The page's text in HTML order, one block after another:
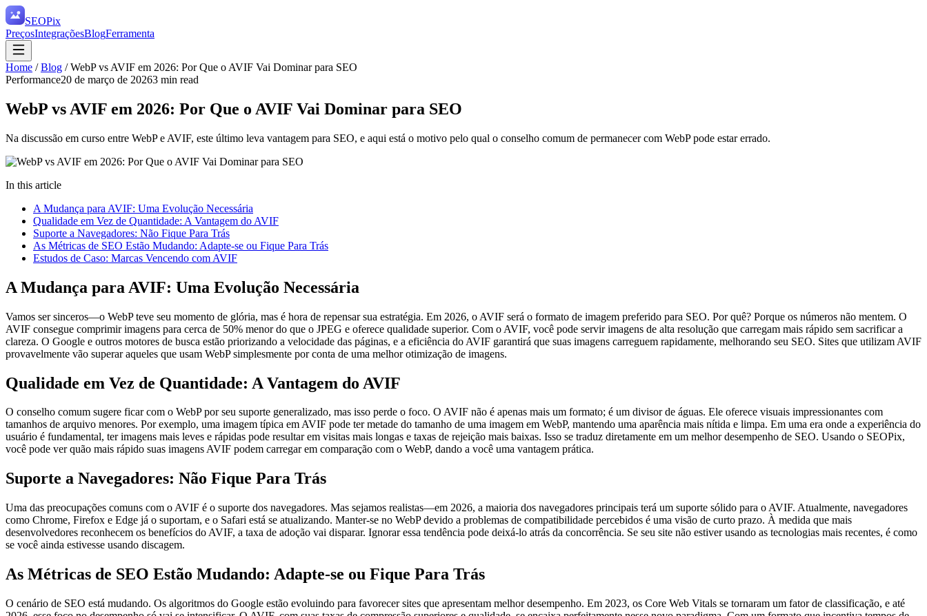
SEOPix
PreçosIntegraçõesBlogFerramenta
Home /Blog /WebP vs AVIF em 2026: Por Que o AVIF Vai Dominar para SEO
Performance20 de março de 20263 min read
WebP vs AVIF em 2026: Por Que o AVIF Vai Dominar para SEO
Na discussão em curso entre WebP e AVIF, este último leva vantagem para SEO, e aqui está o motivo pelo qual o conselho comum de permanecer com WebP pode estar errado.
In this article
A Mudança para AVIF: Uma Evolução Necessária
Qualidade em Vez de Quantidade: A Vantagem do AVIF
Suporte a Navegadores: Não Fique Para Trás
As Métricas de SEO Estão Mudando: Adapte-se ou Fique Para Trás
Estudos de Caso: Marcas Vencendo com AVIF
A Mudança para AVIF: Uma Evolução Necessária
Vamos ser sinceros—o WebP teve seu momento de glória, mas é hora de repensar sua estratégia. Em 2026, o AVIF será o formato de imagem preferido para SEO. Por quê? Porque os números não mentem. O
AVIF consegue comprimir imagens para cerca de 50% menor do que o JPEG e oferece qualidade superior. Com o AVIF, você pode servir imagens de alta resolução que carregam mais rápido sem sacrificar a
clareza. O Google e outros motores de busca estão priorizando a velocidade das páginas, e a eficiência do AVIF garantirá que suas imagens carreguem rapidamente, melhorando seu SEO. Sites que utilizam AVIF
provavelmente vão superar aqueles que usam WebP simplesmente por conta de uma melhor otimização de imagens.
Qualidade em Vez de Quantidade: A Vantagem do AVIF
O conselho comum sugere ficar com o WebP por seu suporte generalizado, mas isso perde o foco. O AVIF não é apenas mais um formato; é um divisor de águas. Ele oferece visuais impressionantes com
tamanhos de arquivo menores. Por exemplo, uma imagem típica em AVIF pode ter metade do tamanho de uma imagem em WebP, mantendo uma aparência mais nítida e limpa. Em uma era onde a experiência do
usuário é fundamental, ter imagens mais leves e rápidas pode resultar em visitas mais longas e taxas de rejeição mais baixas. Isso se traduz diretamente em um melhor desempenho de SEO. Usando o SEOPix,
você pode ver quão mais rápido suas imagens AVIF podem carregar em comparação com o WebP, dando a você uma vantagem prática.
Suporte a Navegadores: Não Fique Para Trás
Uma das preocupações comuns com o AVIF é o suporte dos navegadores. Mas sejamos realistas—em 2026, a maioria dos navegadores principais terá um suporte sólido para o AVIF. Atualmente, navegadores
como Chrome, Firefox e Edge já o suportam, e o Safari está se atualizando. Manter-se no WebP devido a problemas de compatibilidade percebidos é uma visão de curto prazo. À medida que mais
desenvolvedores reconhecem os benefícios do AVIF, a taxa de adoção vai disparar. Ignorar essa tendência pode deixá-lo atrás da concorrência. Se seu site não estiver usando as tecnologias mais recentes, é como
se você ainda estivesse usando discagem.
As Métricas de SEO Estão Mudando: Adapte-se ou Fique Para Trás
O cenário de SEO está mudando. Os algoritmos do Google estão evoluindo para favorecer sites que apresentam melhor desempenho. Em 2023, os Core Web Vitals se tornaram um fator de classificação, e até